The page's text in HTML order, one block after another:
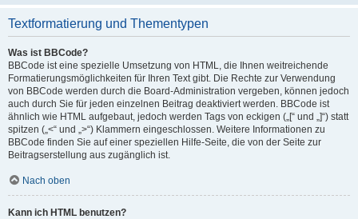
Textformatierung und Thementypen
Was ist BBCode?
BBCode ist eine spezielle Umsetzung von HTML, die Ihnen weitreichende
Formatierungsmöglichkeiten für Ihren Text gibt. Die Rechte zur Verwendung
von BBCode werden durch die Board-Administration vergeben, können jedoch
auch durch Sie für jeden einzelnen Beitrag deaktiviert werden. BBCode ist
ähnlich wie HTML aufgebaut, jedoch werden Tags von eckigen („[“ und „]“) statt
spitzen („<“ und „>“) Klammern eingeschlossen. Weitere Informationen zu
BBCode finden Sie auf einer speziellen Hilfe-Seite, die von der Seite zur
Beitragserstellung aus zugänglich ist.
Nach oben
Kann ich HTML benutzen?